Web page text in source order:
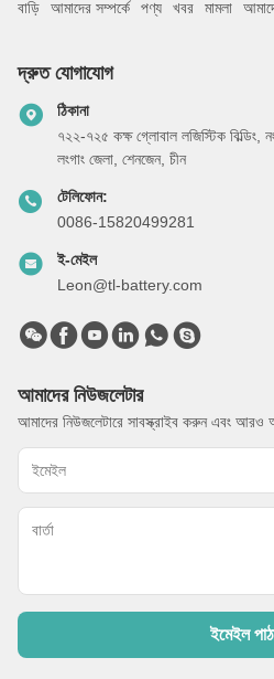
বাড়ি আমাদের সম্পর্কে পণ্য খবর মামলা
দ্রুত যোগাযোগ
ঠিকানা
৭২২-৭২৫ কক্ষ গ্লোবাল লজিস্টিক বিল্ডিং,
লংগাং জেলা, শেনজেন, চীন
টেলিফোন:
0086-15820499281
ই-মেইল
Leon@tl-battery.com
আমাদের নিউজলেটার
আমাদের নিউজলেটারে সাবস্ক্রাইব করুন এবং আরও
ইমেইল